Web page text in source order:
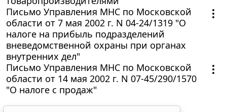
Письмо Управления МНС по Московской
области от 7 мая 2002 г. N 04-24/1319 "О
налоге на прибыль подразделений
вневедомственной охраны при органах
внутренних дел"
Письмо Управления МНС по Московской
области от 14 мая 2002 г. N 07-45/290/1570
"О налоге с продаж"